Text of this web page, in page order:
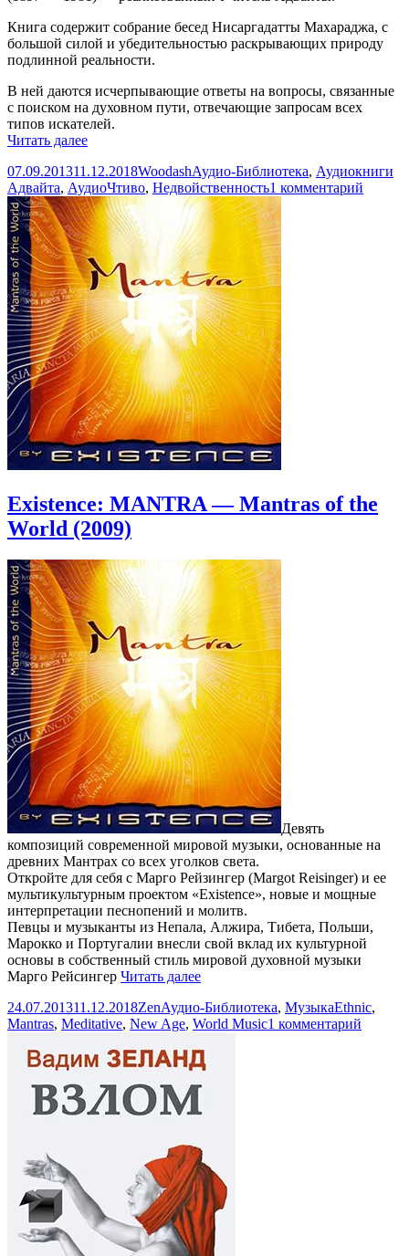
Книга содержит собрание бесед Нисаргадатты Махараджа, с
большой силой и убедительностью раскрывающих природу
подлинной реальности.
В ней даются исчерпывающие ответы на вопросы, связанные
с поиском на духовном пути, отвечающие запросам всех
типов искателей.
Читать далееНисаргадатта
—
Я
есть
То
(Аудиокнига)
Опубликовано
07.09.201311.12.2018Автор
WoodashРубрики
Аудио-Библиотека, Аудиокниги
Адвайта, АудиоЧтиво, Недвойственность1 комментарий
Existence: MANTRA — Mantras of the
World (2009)
Девять
композиций современной мировой музыки, основанные на
древних Мантрах со всех уголков света.
Откройте для себя с Марго Рейзингер (Margot Reisinger) и ее
мультикультурным проектом «Existence», новые и мощные
интерпретации песнопений и молитв.
Певцы и музыканты из Непала, Алжира, Тибета, Польши,
Марокко и Португалии внесли свой вклад их культурной
основы в собственный стиль мировой духовной музыки
Марго Рейсингер Читать далееExistence:
—
Mantras
the
World
(2009)
Опубликовано
24.07.201311.12.2018Автор
ZenРубрики
Аудио-Библиотека, МузыкаМетки
Ethnic,
Mantras, Meditative, New Age, World Music1 комментарий